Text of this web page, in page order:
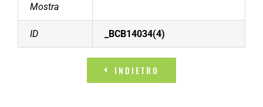
Mostra
ID _BCB14034(4)
INDIETRO